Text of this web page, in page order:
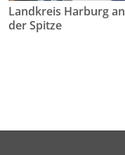
Landkreis Harburg an
der Spitze